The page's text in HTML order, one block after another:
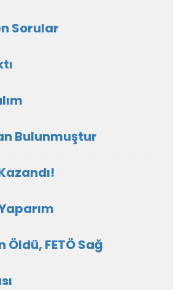
Sorular
Bulunmuştur
FETÖ Sağ